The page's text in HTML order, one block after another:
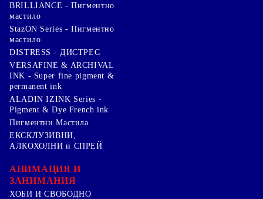
BRILLIANCE - Пигментно
мастило
StazON Series - Пигментно
мастило
DISTRESS - ДИСТРЕС
VERSAFINE & ARCHIVAL
INK - Super fine pigment &
permanent ink
ALADIN IZINK Series -
Pigment & Dye French ink
Пигментни Мастила
ЕКСКЛУЗИВНИ,
АЛКОХОЛНИ и СПРЕЙ
АНИМАЦИЯ И
ЗАНИМАНИЯ
ХОБИ И СВОБОДНО